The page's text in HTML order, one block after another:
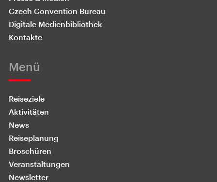
Czech Convention Bureau
Digitale Medienbibliothek
Kontakte
Menü
Reiseziele
Aktivitäten
News
Reiseplanung
Broschüren
Veranstaltungen
Newsletter